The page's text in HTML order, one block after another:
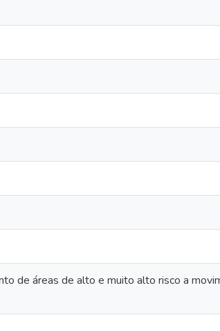
de áreas de alto e muito alto risco a